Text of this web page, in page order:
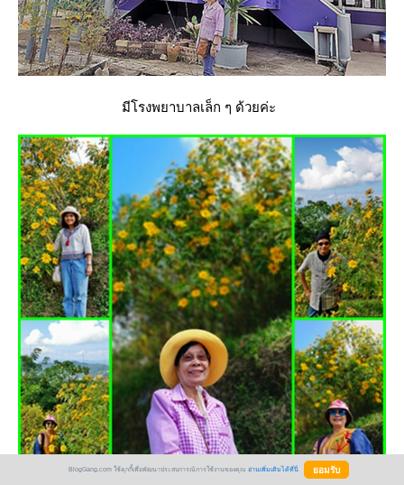
มีโรงพยาบาลเล็ก ๆ ด้วยค่ะ
BlogGang.com ใช้คุกกี้เพื่อพัฒนาประสบการณ์การใช้งานของคุณ อ่านเพิ่มเติมได้ที่นี่